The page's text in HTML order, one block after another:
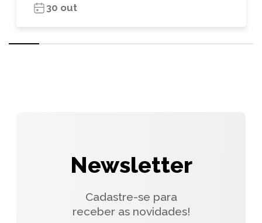
30 out
Newsletter
Cadastre-se para
receber as novidades!